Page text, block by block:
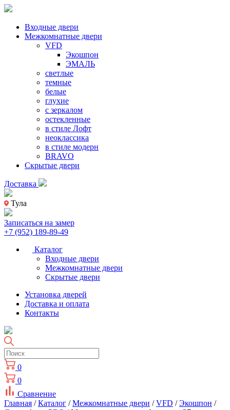
Входные двери
Межкомнатные двери
VFD
Экошпон
ЭМАЛЬ
светлые
темные
белые
глухие
с зеркалом
остекленные
в стиле Лофт
неоклассика
в стиле модерн
BRAVO
Скрытые двери
Доставка
Тула
Записаться на замер
+7 (952) 189-89-49
Каталог
Входные двери
Межкомнатные двери
Скрытые двери
Установка дверей
Доставка и оплата
Контакты
0
0
Сравнение
Главная /Каталог /Межкомнатные двери /VFD /Экошпон /